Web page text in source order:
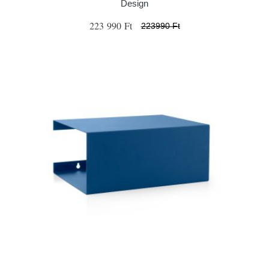
Design
223 990 Ft 223990 Ft